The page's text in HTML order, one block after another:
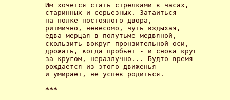
Им хочется стать стрелками в часах,
старинных и серьезных. Затаиться
на полке постоялого двора,
ритмично, невесомо, чуть вздыхая,
едва мерцая в полутьме медвяной,
скользить вокруг пронзительной оси,
дрожать, когда пробьет - и снова круг
за кругом, неразлучно... Будто время
рождается из этого движенья
и умирает, не успев родиться.
***